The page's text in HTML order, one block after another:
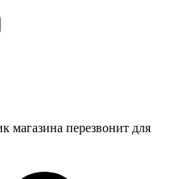
магазина перезвонит для